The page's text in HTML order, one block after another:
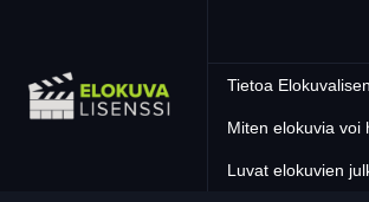
Tietoa
Miten elokuvia voi
Luvat elokuvien